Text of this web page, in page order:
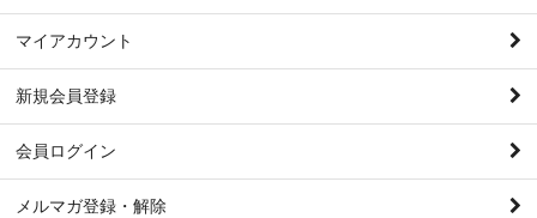
マイアカウント
新規会員登録
会員ログイン
メルマガ登録・解除